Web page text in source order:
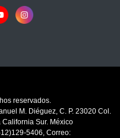
reservados.
M. Diéguez, C. P. 23020 Col.
Sur. México
5406, Correo: